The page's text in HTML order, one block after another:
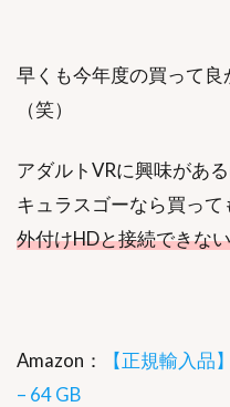
早くも今年度の買って
（笑）
アダルトVRに興味があ
キュラスゴーなら買って
外付けHDと接続できな
Amazon：
【正規輸入品
– 64 GB